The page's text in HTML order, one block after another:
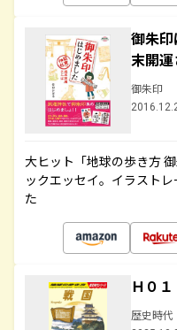
御朱
末開
御朱印
大ヒット「地球の歩き方
ックエッセイ。イラスト
た
Ｈ０
歴史時代